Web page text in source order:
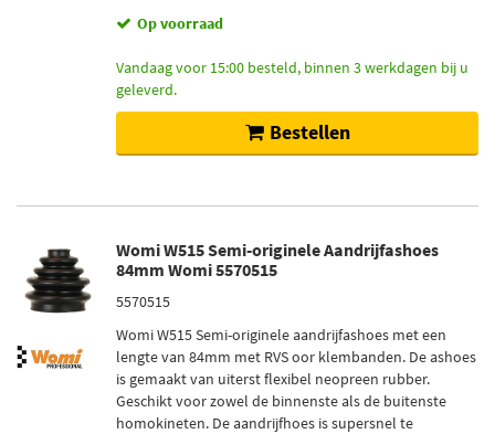
Op voorraad
Vandaag voor 15:00 besteld, binnen 3 werkdagen bij u
geleverd.
Bestellen
Womi W515 Semi-originele Aandrijfashoes
84mm Womi 5570515
5570515
Womi W515 Semi-originele aandrijfashoes met een
lengte van 84mm met RVS oor klembanden. De ashoes
is gemaakt van uiterst flexibel neopreen rubber.
Geschikt voor zowel de binnenste als de buitenste
homokineten. De aandrijfhoes is supersnel te